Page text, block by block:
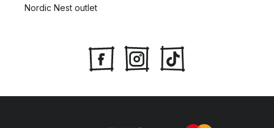
Nordic Nest outlet